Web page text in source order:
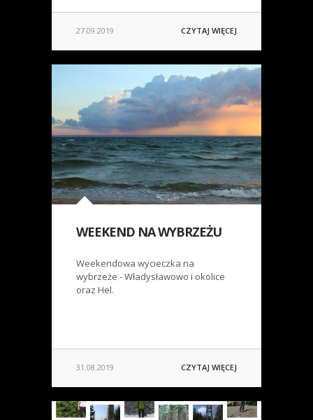
27.09.2019 CZYTAJ WIĘCEJ
WEEKEND NA WYBRZEŻU
Weekendowa wycieczka na
wybrzeże - Władysławowo i okolice
oraz Hel.
31.08.2019 CZYTAJ WIĘCEJ